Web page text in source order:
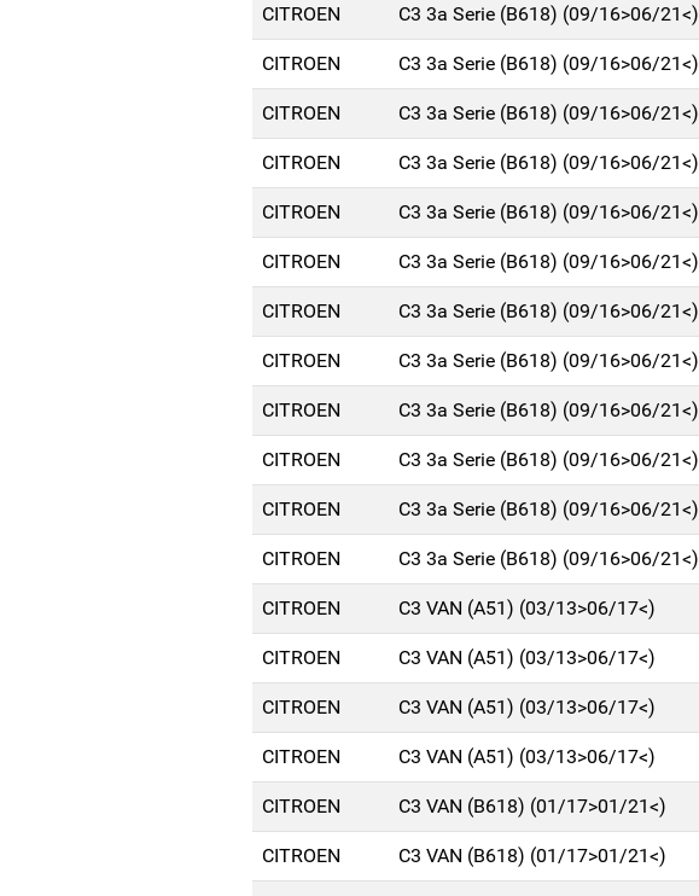
CITROEN C3 3a Serie (B618) (09/16>06/21<)
CITROEN C3 3a Serie (B618) (09/16>06/21<)
CITROEN C3 3a Serie (B618) (09/16>06/21<)
CITROEN C3 3a Serie (B618) (09/16>06/21<)
CITROEN C3 3a Serie (B618) (09/16>06/21<)
CITROEN C3 3a Serie (B618) (09/16>06/21<)
CITROEN C3 3a Serie (B618) (09/16>06/21<)
CITROEN C3 3a Serie (B618) (09/16>06/21<)
CITROEN C3 3a Serie (B618) (09/16>06/21<)
CITROEN C3 3a Serie (B618) (09/16>06/21<)
CITROEN C3 3a Serie (B618) (09/16>06/21<)
CITROEN C3 3a Serie (B618) (09/16>06/21<)
CITROEN C3 VAN (A51) (03/13>06/17<)
CITROEN C3 VAN (A51) (03/13>06/17<)
CITROEN C3 VAN (A51) (03/13>06/17<)
CITROEN C3 VAN (A51) (03/13>06/17<)
CITROEN C3 VAN (B618) (01/17>01/21<)
CITROEN C3 VAN (B618) (01/17>01/21<)